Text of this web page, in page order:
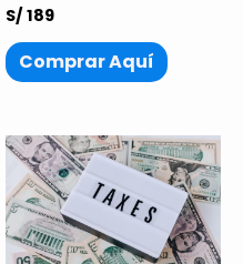
S/ 189
Comprar Aquí